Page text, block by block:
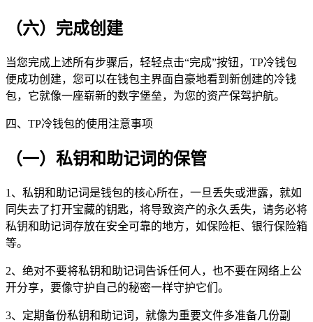
（六）完成创建
当您完成上述所有步骤后，轻轻点击“完成”按钮，TP冷钱包
便成功创建，您可以在钱包主界面自豪地看到新创建的冷钱
包，它就像一座崭新的数字堡垒，为您的资产保驾护航。
四、TP冷钱包的使用注意事项
（一）私钥和助记词的保管
1、私钥和助记词是钱包的核心所在，一旦丢失或泄露，就如
同失去了打开宝藏的钥匙，将导致资产的永久丢失，请务必将
私钥和助记词存放在安全可靠的地方，如保险柜、银行保险箱
等。
2、绝对不要将私钥和助记词告诉任何人，也不要在网络上公
开分享，要像守护自己的秘密一样守护它们。
3、定期备份私钥和助记词，就像为重要文件多准备几份副